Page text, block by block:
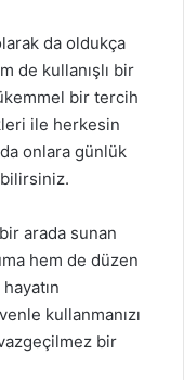
da oldukça
de kullanışlı bir
bir tercih
ile herkesin
onlara günlük
arada sunan
hem de düzen
kullanmanızı
bir